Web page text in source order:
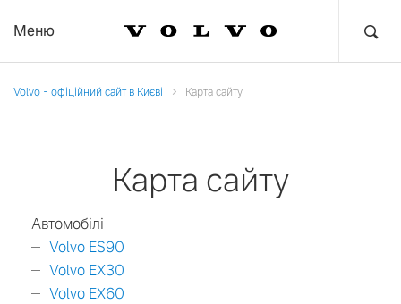
Меню
Volvo - офіційний сайт в Києві Карта сайту
Карта сайту
Автомобілі
Volvo ES90
Volvo EX30
Volvo EX60